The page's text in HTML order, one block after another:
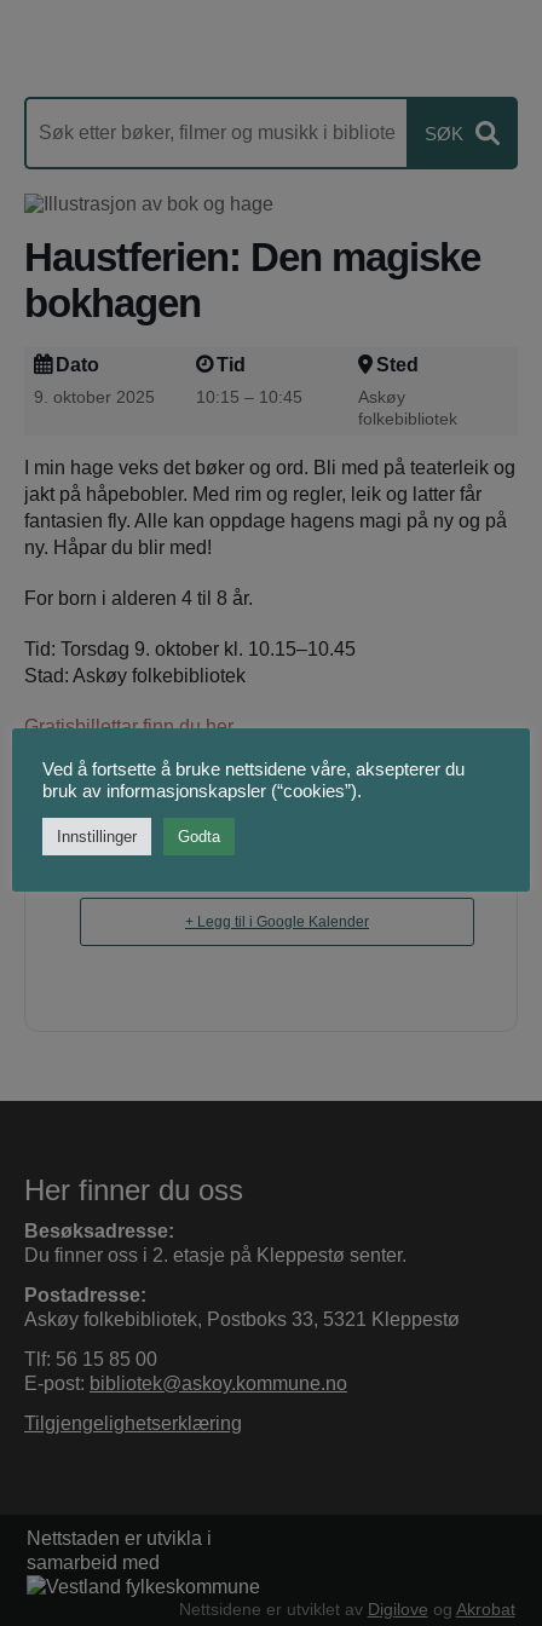
Haustferien: Den magiske
bokhagen
Dato
9. oktober 2025
Tid
10:15 – 10:45
Sted
Askøy
folkebibliotek
I min hage veks det bøker og ord. Bli med på teaterleik og
jakt på håpebobler. Med rim og regler, leik og latter får
fantasien fly. Alle kan oppdage hagens magi på ny og på
ny. Håpar du blir med!
For born i alderen 4 til 8 år.
Tid: Torsdag 9. oktober kl. 10.15–10.45
Stad: Askøy folkebibliotek
Gratisbillettar finn du her.
førehand.
+ Legg til i Google Kalender
Her finner du oss
Besøksadresse:
Du finner oss i 2. etasje på Kleppestø senter.
Postadresse:
Askøy folkebibliotek, Postboks 33, 5321 Kleppestø
Tlf: 56 15 85 00
E-post: bibliotek@askoy.kommune.no
Tilgjengelighetserklæring
Nettstaden er utvikla i
samarbeid med
Nettsidene er utviklet av Digilove og Akrobat
Ved å fortsette å bruke nettsidene våre, aksepterer du
bruk av informasjonskapsler (“cookies”).
Innstillinger Godta